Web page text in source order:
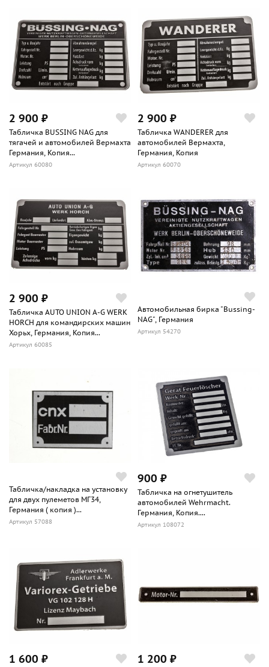
2 900 ₽
Табличка BUSSING NAG для
тягачей и автомобилей Вермахта
Германия, Копия...
Артикул 60080
2 900 ₽
Табличка WANDERER для
автомобилей Вермахта,
Германия, Копия
Артикул 60070
2 900 ₽
Табличка AUTO UNION A-G WERK
HORCH для командирских машин
Хорьх, Германия, Копия...
Артикул 60085
Автомобильная бирка "Bussing-
NAG", Германия
Артикул 54270
Табличка/накладка на установку
для двух пулеметов МГ34,
Германия ( копия )...
Артикул 57088
900 ₽
Табличка на огнетушитель
автомобилей Wehrmacht.
Германия, Копия....
Артикул 108072
1 600 ₽ 1 200 ₽